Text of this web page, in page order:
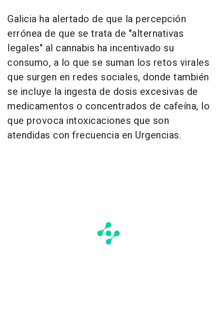
Galicia ha alertado de que la percepción
errónea de que se trata de "alternativas
legales" al cannabis ha incentivado su
consumo, a lo que se suman los retos virales
que surgen en redes sociales, donde también
se incluye la ingesta de dosis excesivas de
medicamentos o concentrados de cafeína, lo
que provoca intoxicaciones que son
atendidas con frecuencia en Urgencias.